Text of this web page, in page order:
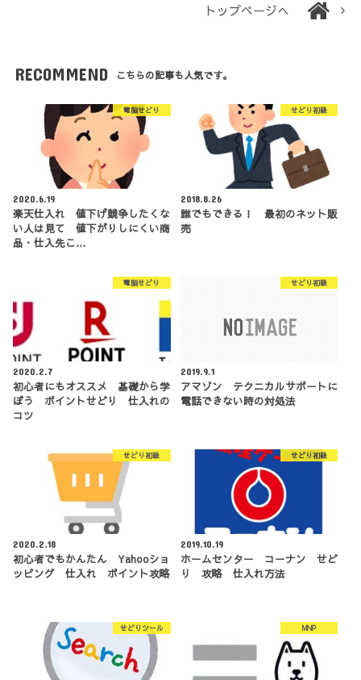
トップページへ
RECOMMEND こちらの記事も人気です。
電脳せどり
2020.6.19
楽天仕入れ 値下げ競争したくな
い人は見て 値下がりしにくい商
品・仕入先こ…
せどり初級
2018.8.26
誰でもできる！ 最初のネット販
売
電脳せどり
2020.2.7
初心者にもオススメ 基礎から学
ぼう ポイントせどり 仕入れの
コツ
せどり初級
2019.9.1
アマゾン テクニカルサポートに
電話できない時の対処法
せどり初級
2020.2.18
初心者でもかんたん Yahooショ
ッピング 仕入れ ポイント攻略
せどり初級
2019.10.19
ホームセンター コーナン せど
り 攻略 仕入れ方法
せどりツール MNP